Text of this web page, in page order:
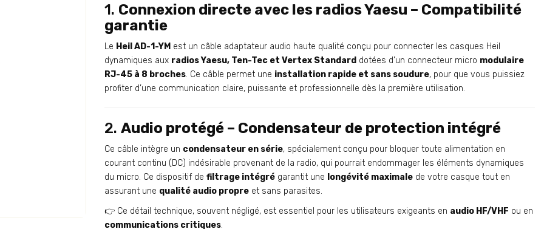
1. Connexion directe avec les radios Yaesu – Compatibilité
garantie
Le Heil AD-1-YM est un câble adaptateur audio haute qualité conçu pour connecter les casques Heil
dynamiques aux radios Yaesu, Ten-Tec et Vertex Standard dotées d’un connecteur micro modulaire
RJ-45 à 8 broches. Ce câble permet une installation rapide et sans soudure, pour que vous puissiez
profiter d’une communication claire, puissante et professionnelle dès la première utilisation.
2. Audio protégé – Condensateur de protection intégré
Ce câble intègre un condensateur en série, spécialement conçu pour bloquer toute alimentation en
courant continu (DC) indésirable provenant de la radio, qui pourrait endommager les éléments dynamiques
du micro. Ce dispositif de filtrage intégrégarantit une longévité maximalede votre casque tout en
assurant une qualité audio propreet sans parasites.
👉 Ce détail technique, souvent négligé, est essentiel pour les utilisateurs exigeants en audio HF/VHF ou en
communications critiques.